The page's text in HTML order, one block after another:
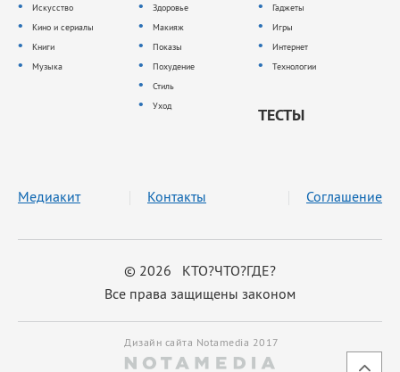
Искусство
Кино и сериалы
Книги
Музыка
Здоровье
Макияж
Показы
Похудение
Стиль
Уход
Гаджеты
Игры
Интернет
Технологии
ТЕСТЫ
© 2026 КТО?ЧТО?ГДЕ?
Все права защищены законом
Медиакит Контакты Соглашение
Дизайн сайта Notamedia 2017